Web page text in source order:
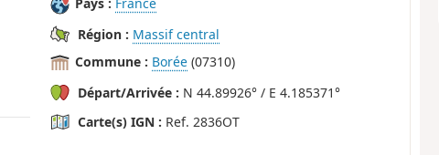
Région : Massif central
Commune : Borée (07310)
Départ/Arrivée : N 44.89926° / E 4.185371°
Carte(s) IGN : Ref. 2836OT